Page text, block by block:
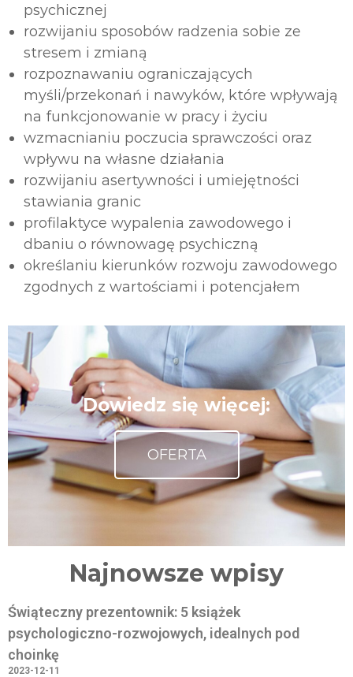
psychicznej
rozwijaniu sposobów radzenia sobie ze
stresem i zmianą
rozpoznawaniu ograniczających
myśli/przekonań i nawyków, które wpływają
na funkcjonowanie w pracy i życiu
wzmacnianiu poczucia sprawczości oraz
wpływu na własne działania
rozwijaniu asertywności i umiejętności
stawiania granic
profilaktyce wypalenia zawodowego i
dbaniu o równowagę psychiczną
określaniu kierunków rozwoju zawodowego
zgodnych z wartościami i potencjałem
Dowiedz się więcej:
OFERTA
Najnowsze wpisy
Świąteczny prezentownik: 5 książek
psychologiczno-rozwojowych, idealnych pod
choinkę
2023-12-11